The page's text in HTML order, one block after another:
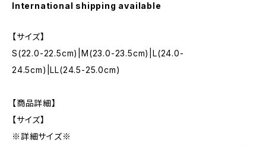
International shipping available
【サイズ】
S(22.0-22.5cm)|M(23.0-23.5cm)|L(24.0-
24.5cm)|LL(24.5-25.0cm)
【商品詳細】
【サイズ】
※詳細サイズ※